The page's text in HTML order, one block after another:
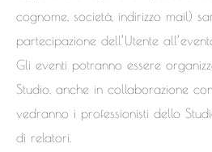
cognome, società, indirizzo mail)
partecipazione dell’Utente
Gli eventi potranno essere
Studio, anche in collaborazione
vedranno i professionisti dello
di relatori.